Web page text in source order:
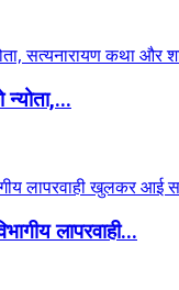
लापरवाही...